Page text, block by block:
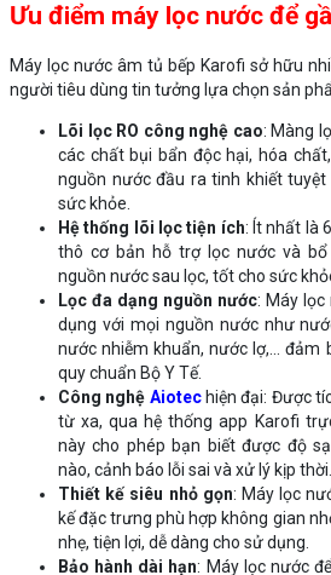
Ưu điểm máy lọc nước để
Máy lọc nước âm tủ bếp Karofi sở hữu
người tiêu dùng tin tưởng lựa chọn sản
Lõi lọc RO công nghệ cao: Màng
các chất bụi bẩn độc hại, hóa
nguồn nước đầu ra tinh khiết
sức khỏe.
Hệ thống lõi lọc tiện ích: Ít nhất là
thô cơ bản hỗ trợ lọc nước và
nguồn nước sau lọc, tốt cho sức
Lọc đa dạng nguồn nước: Máy
dụng với mọi nguồn nước như
nước nhiễm khuẩn, nước lợ,... đảm
quy chuẩn Bộ Y Tế.
Công nghệ Aiotechiện đại: Được
từ xa, qua hệ thống app Karofi
này cho phép bạn biết được độ
nào, cảnh báo lỗi sai và xử lý kịp thời.
Thiết kế siêu nhỏ gọn: Máy lọc
kế đặc trưng phù hợp không gian
nhẹ, tiện lợi, dễ dàng cho sử dụng.
Bảo hành dài hạn: Máy lọc nước